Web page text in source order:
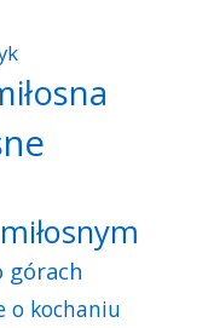
górach
o kochaniu